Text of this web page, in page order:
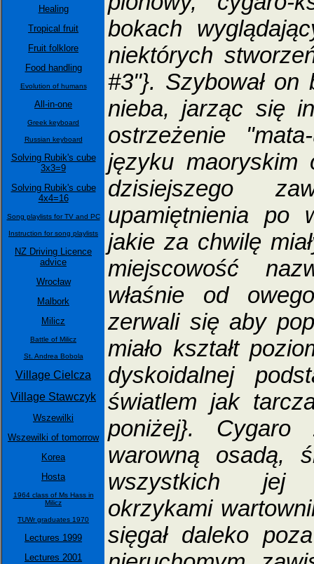
Healing
Tropical fruit
Fruit folklore
Food handling
Evolution of humans
All-in-one
Greek keyboard
Russian keyboard
Solving Rubik's cube
3x3=9
Solving Rubik's cube
4x4=16
Song playlists for TV and PC
Instruction for song playlists
NZ Driving Licence
advice
Wrocław
Malbork
Milicz
Battle of Milicz
St. Andrea Bobola
Village Cielcza
Village Stawczyk
Wszewilki
Wszewilki of tomorrow
Korea
Hosta
1964 class of Ms Hass in
Milicz
TUWr graduates 1970
Lectures 1999
Lectures 2001
bokach
niektórych
#3"}. Szybował on
nieba, jarząc się
ostrzeżenie
języku maoryskim
dzisiejszego
upamiętnienia po
jakie za chwilę
miejscowość
właśnie od
zerwali się aby
miało kształt
dyskoidalnej
światlem jak
poniżej}. Cygaro
warowną osadą,
wszystkich jej
okrzykami
sięgał daleko